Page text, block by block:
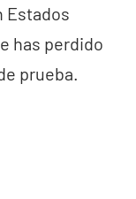
Estados
has perdido
prueba.